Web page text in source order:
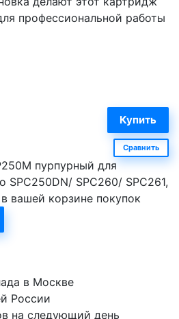
профессиональной работы
Сравнить
пурпурный для
SPC250DN/ SPC260/ SPC261,
вашей корзине покупок
в Москве
России
на следующий день